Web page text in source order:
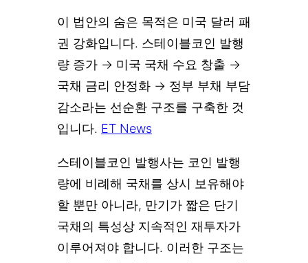
이 법안의 숨은 목적은 미국 달러 패
권 강화입니다. 스테이블코인 발행
량 증가 → 미국 국채 수요 창출 →
국채 금리 안정화 → 정부 부채 부담
감소라는 선순환 구조를 구축한 것
입니다. ET News
스테이블코인 발행사는 코인 발행
량에 비례해 국채를 상시 보유해야
할 뿐만 아니라, 만기가 짧은 단기
국채의 특성상 지속적인 재투자가
이루어져야 합니다. 이러한 구조는